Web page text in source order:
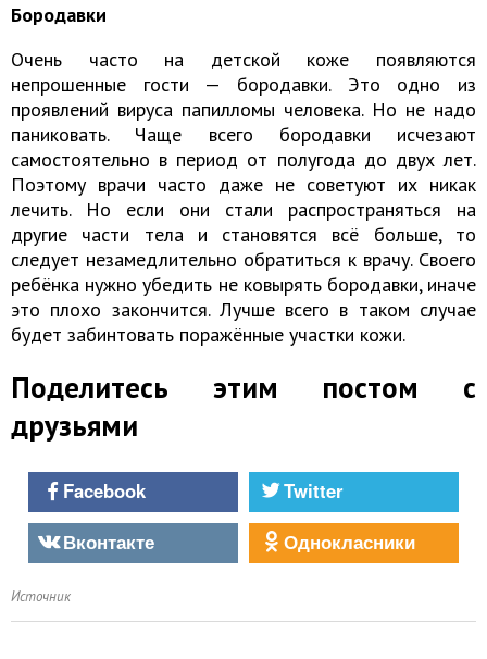
Бородавки
Очень часто на детской коже появляются
непрошенные гости — бородавки. Это одно из
проявлений вируса папилломы человека. Но не надо
паниковать. Чаще всего бородавки исчезают
самостоятельно в период от полугода до двух лет.
Поэтому врачи часто даже не советуют их никак
лечить. Но если они стали распространяться на
другие части тела и становятся всё больше, то
следует незамедлительно обратиться к врачу. Своего
ребёнка нужно убедить не ковырять бородавки, иначе
это плохо закончится. Лучше всего в таком случае
будет забинтовать поражённые участки кожи.
Поделитесь этим постом с
друзьями
Facebook
Twitter
Вконтакте
Однокласники
Источник